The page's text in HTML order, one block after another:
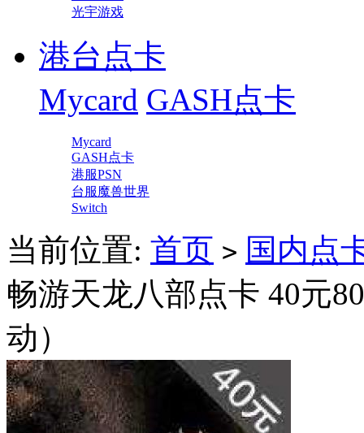
光宇游戏
港台点卡
Mycard GASH点卡
Mycard
GASH点卡
港服PSN
台服魔兽世界
Switch
当前位置: 首页 > 国内点
畅游天龙八部点卡 40元
动）